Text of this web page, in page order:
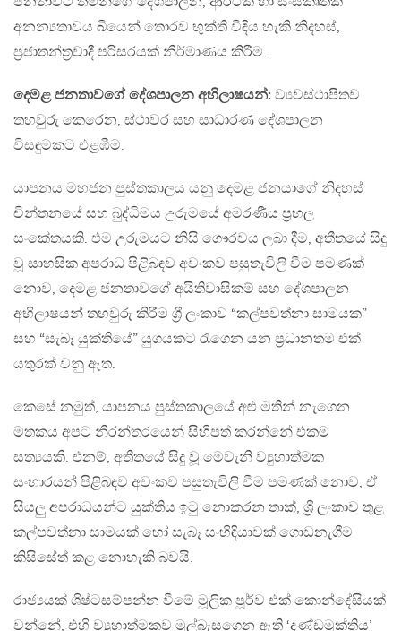
අනන්‍යතාවය බියෙන් තොරව භුක්ති විඳිය හැකි නිදහස්,
ප්‍රජාතන්ත්‍රවාදී පරිසරයක් නිර්මාණය කිරීම.
දෙමළ ජනතාවගේ දේශපාලන අභිලාෂයන්: ව්‍යවස්ථාපිතව
තහවුරු කෙරෙන, ස්ථාවර සහ සාධාරණ දේශපාලන
විසඳුමකට එළඹීම.
යාපනය මහජන පුස්තකාලය යනු දෙමළ ජනයාගේ නිදහස්
චින්තනයේ සහ බුද්ධිමය උරුමයේ අමරණීය ප්‍රභල
සංකේතයකි. එම උරුමයට නිසි ගෞරවය ලබා දීම, අතීතයේ සිදු
වූ සාහසික අපරාධ පිළිබඳව අවංකව පසුතැවිලි වීම පමණක්
නොව, දෙමළ ජනතාවගේ අයිතිවාසිකම් සහ දේශපාලන
අභිලාෂයන් තහවුරු කිරීම ශ්‍රී ලංකාව “කල්පවත්නා සාමයක”
සහ “සැබෑ යුක්තියේ” යුගයකට රැගෙන යන ප්‍රධානතම එක්
යතුරක් වනු ඇත.
කෙසේ නමුත්, යාපනය පුස්තකාලයේ අළු මතින් නැගෙන
මතකය අපට නිරන්තරයෙන් සිහිපත් කරන්නේ එකම
සත්‍යයකි. එනම්, අතීතයේ සිදු වූ මෙවැනි ව්‍යුහාත්මක
සංහාරයන් පිළිබඳව අවංකව පසුතැවිලි වීම පමණක් නොව, ඒ
සියලු අපරාධයන්ට යුක්තිය ඉටු නොකරන තාක්, ශ්‍රී ලංකාව තුළ
කල්පවත්නා සාමයක් හෝ සැබෑ සංහිඳියාවක් ගොඩනැගීම
කිසිසේත් කළ නොහැකි බවයි.
රාජ්‍යයක් ශිෂ්ටසම්පන්න වීමේ මූලික පූර්ව එක් කොන්දේසියක්
වන්නේ, එහි ව්‍යුහාත්මකව මුල්බැසගෙන ඇති ‘දණ්ඩමුක්තිය’